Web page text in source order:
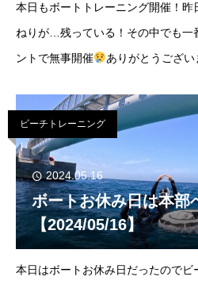
本日もボートトレーニング開催！昨
ねりが…残っている！その中でも一
ントで無事開催
ありがとうござい
潮満潮：15:19干潮：09:
ビーチトレーニング
2024.05.16
ボートお休み日は本部
【2024/05/16】
本日はボートお休み日だったので